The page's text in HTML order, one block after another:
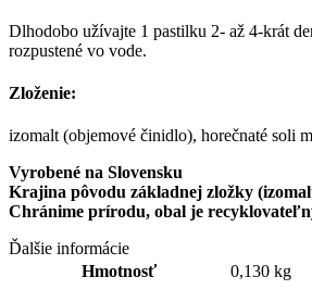
Dlhodobo užívajte 1 pastilku 2- až 4-krát
rozpustené vo vode.
Zloženie:
izomalt (objemové činidlo), horečnaté soli
Vyrobené na Slovensku
Krajina pôvodu základnej zložky
Chránime prírodu, obal je
Ďalšie informácie
Hmotnosť
0,130 kg